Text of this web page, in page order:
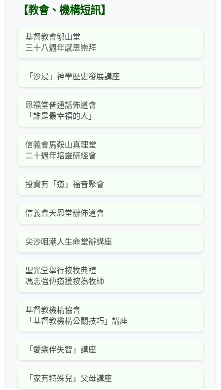
【教會、機構短訊】
基督教會郇山堂
三十八週年感恩崇拜
「沙浸」神學歷史發展講座
恩福堂普通話佈道會
「誰是最幸福的人」
信義會馬鞍山真理堂
二十週年培靈研經會
投資有「道」福音聚會
信義會天恩堂辦佈道會
尖沙咀潮人生命堂辦講座
聖光堂舉行按牧典禮
馮志強傳道獲按為牧師
基督教機構協會
「基督教機構公關技巧」講座
「愛樂伴失智」講座
「家有特殊兒」父母講座